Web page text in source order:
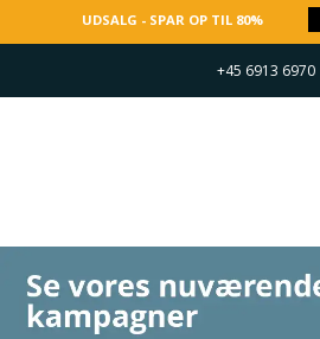
UDSALG - SPAR OP TIL 80%
+45 6913 6970